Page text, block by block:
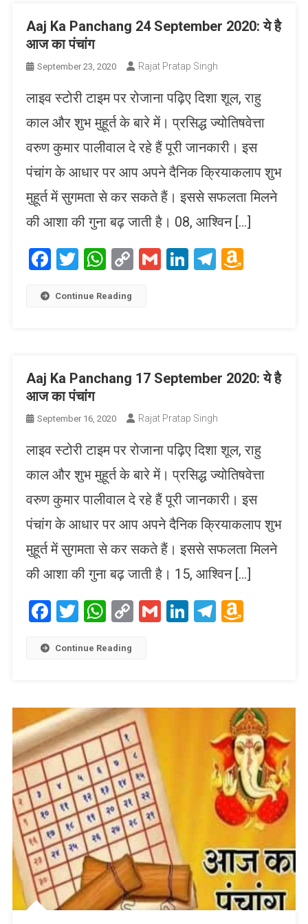
Aaj Ka Panchang 24 September 2020: ये है
आज का पंचांग
September 23, 2020 Rajat Pratap Singh
लाइव स्टोरी टाइम पर रोजाना पढ़िए दिशा शूल, राहु
काल और शुभ मुहूर्त के बारे में। प्रसिद्ध ज्योतिषवेत्ता
वरुण कुमार पालीवाल दे रहे हैं पूरी जानकारी। इस
पंचांग के आधार पर आप अपने दैनिक क्रियाकलाप शुभ
मुहूर्त में सुगमता से कर सकते हैं। इससे सफलता मिलने
की आशा की गुना बढ़ जाती है। 08, आश्विन […]
Facebook
Twitter
WhatsApp
CopyGmailLinkedIn
Telegram
Continue Reading
Aaj Ka Panchang 17 September 2020: ये है
आज का पंचांग
September 16, 2020 Rajat Pratap Singh
लाइव स्टोरी टाइम पर रोजाना पढ़िए दिशा शूल, राहु
काल और शुभ मुहूर्त के बारे में। प्रसिद्ध ज्योतिषवेत्ता
वरुण कुमार पालीवाल दे रहे हैं पूरी जानकारी। इस
पंचांग के आधार पर आप अपने दैनिक क्रियाकलाप शुभ
मुहूर्त में सुगमता से कर सकते हैं। इससे सफलता मिलने
की आशा की गुना बढ़ जाती है। 15, आश्विन […]
Facebook
Twitter
WhatsApp
CopyGmailLinkedIn
Telegram
Continue Reading